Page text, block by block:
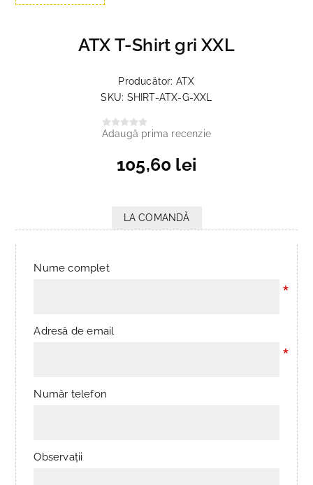
ATX T-Shirt gri XXL
Producător: ATX
SKU: SHIRT-ATX-G-XXL
Adaugă prima recenzie
105,60 lei
LA COMANDĂ
Nume complet
*
Adresă de email
*
Număr telefon
Observații